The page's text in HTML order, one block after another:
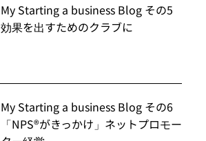
My Starting a business Blog その5
効果を出すためのクラブに
My Starting a business Blog その6
「NPS®️がきっかけ」ネットプロモー